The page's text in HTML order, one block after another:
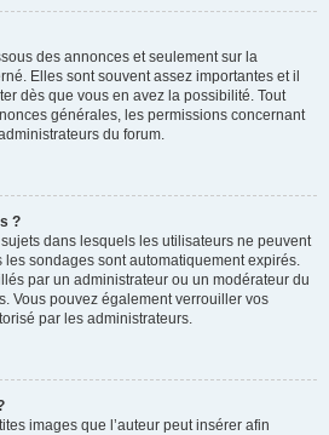
des annonces et seulement sur la
Elles sont souvent assez importantes et il
dès que vous en avez la possibilité. Tout
générales, les permissions concernant
du forum.
?
dans lesquels les utilisateurs ne peuvent
sondages sont automatiquement expirés.
par un administrateur ou un modérateur du
Vous pouvez également verrouiller vos
par les administrateurs.
images que l’auteur peut insérer afin